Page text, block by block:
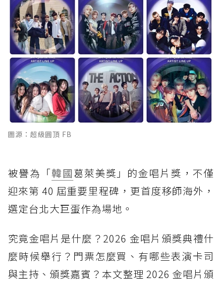
圖源：超級圓頂 FB
被譽為「韓國葛萊美獎」的金唱片獎，不僅
迎來第 40 屆重要里程碑，更首度移師海外，
選定台北大巨蛋作為場地。
究竟金唱片是什麼？2026 金唱片頒獎典禮什
麼時候舉行？門票怎麼買、有哪些表演卡司
與主持、頒獎嘉賓？本文整理 2026 金唱片頒